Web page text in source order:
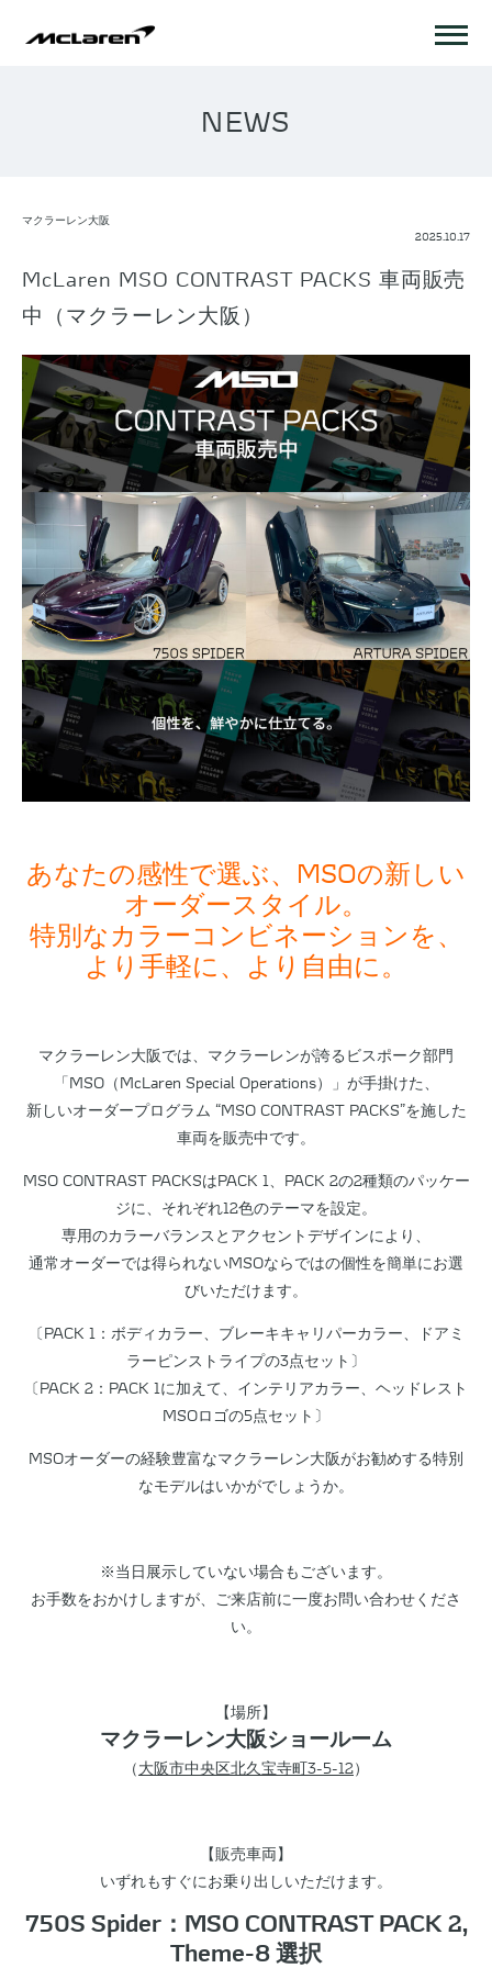
NEWS
マクラーレン大阪
2025.10.17
McLaren MSO CONTRAST PACKS 車両販売
中（マクラーレン大阪）
あなたの感性で選ぶ、MSOの新しい
オーダースタイル。
特別なカラーコンビネーションを、
より手軽に、より自由に。
マクラーレン大阪では、マクラーレンが誇るビスポーク部門
「MSO（McLaren Special Operations）」が手掛けた、
新しいオーダープログラム “MSO CONTRAST PACKS”を施した
車両を販売中です。
MSO CONTRAST PACKSはPACK 1、PACK 2の2種類のパッケー
ジに、それぞれ12色のテーマを設定。
専用のカラーバランスとアクセントデザインにより、
通常オーダーでは得られないMSOならではの個性を簡単にお選
びいただけます。
〔PACK 1：ボディカラー、ブレーキキャリパーカラー、ドアミ
ラーピンストライプの3点セット〕
〔PACK 2：PACK 1に加えて、インテリアカラー、ヘッドレスト
MSOロゴの5点セット〕
MSOオーダーの経験豊富なマクラーレン大阪がお勧めする特別
なモデルはいかがでしょうか。
※当日展示していない場合もございます。
お手数をおかけしますが、ご来店前に一度お問い合わせくださ
い。
【場所】
マクラーレン大阪ショールーム
（大阪市中央区北久宝寺町3-5-12）
【販売車両】
いずれもすぐにお乗り出しいただけます。
750S Spider：MSO CONTRAST PACK 2,
Theme-8 選択